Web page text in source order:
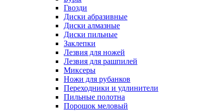
Гвозди
Диски абразивные
Диски алмазные
Диски пильные
Заклепки
Лезвия для ножей
Лезвия для рашпилей
Миксеры
Ножи для рубанков
Переходники и удлинители
Пильные полотна
Порошок меловый